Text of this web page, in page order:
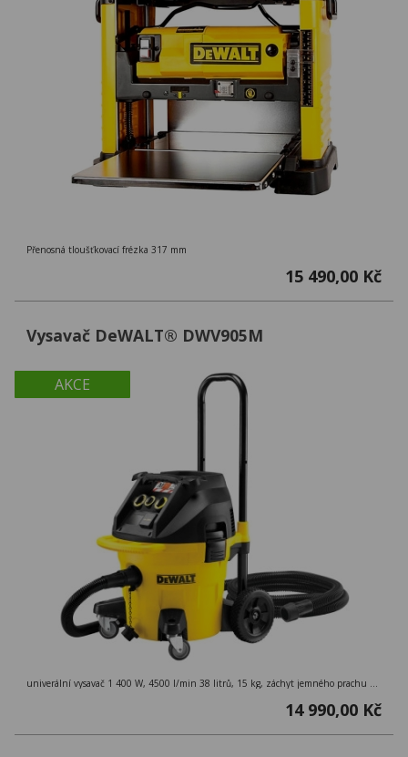
Přenosná tloušťkovací frézka 317 mm
15 490,00 Kč
AKCE
Vysavač DeWALT® DWV905M
univerální vysavač 1 400 W, 4500 l/min 38 litrů, 15 kg, záchyt jemného prachu 99,9 %, třída M ( > 0,1mg/m3 ), externí zásuvka
14 990,00 Kč